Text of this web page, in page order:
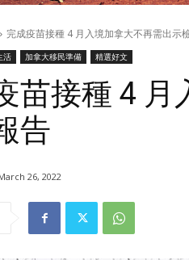
完成疫苗接種 4 月入境加拿大不再需出示
活 加拿大移民準備 精選好文
苗接種 4 月
告
26, 2022